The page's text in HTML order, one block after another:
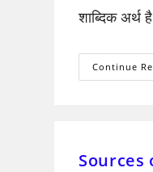
शाब्दिक अर्थ
Continue
Sources